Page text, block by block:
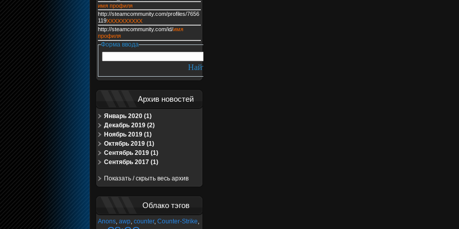
имя профиля
http://steamcommunity.com/profiles/7656
119XXXXXXXXXX
http://steamcommunity.com/id/имя
профиля
Форма ввода
Архив новостей
Январь 2020 (1)
Декабрь 2019 (2)
Ноябрь 2019 (1)
Октябрь 2019 (1)
Сентябрь 2019 (1)
Сентябрь 2017 (1)
Показать / скрыть весь архив
Облако тэгов
Anons, awp, counter, Counter-Strike,